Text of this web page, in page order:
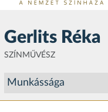
Gerlits Réka
SZÍNMŰVÉSZ